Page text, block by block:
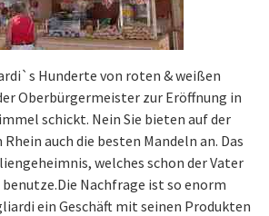
Hunderte von roten & weißen
Oberbürgermeister zur Eröffnung in
schickt. Nein Sie bieten auf der
auch die besten Mandeln an. Das
welches schon der Vater
Nachfrage ist so enorm
ein Geschäft mit seinen Produkten